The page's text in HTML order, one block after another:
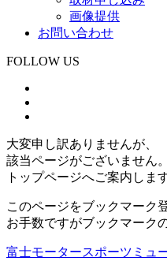
画像提供
お問い合わせ
FOLLOW US
大変申し訳ありませんが、
該当ページがございません。
トップページへご案内します
このページをブックマーク
お手数ですがブックマーク
富士モータースポーツミュ